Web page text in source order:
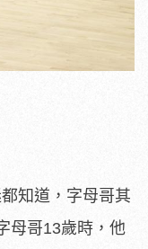
知道，字母哥其
母哥13歲時，他